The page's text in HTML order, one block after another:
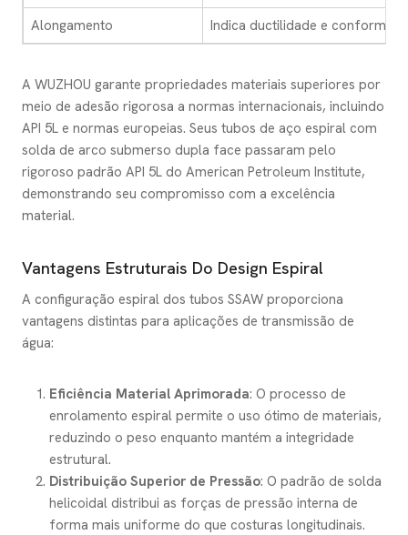
Alongamento
Indica ductilidade e
A WUZHOU garante propriedades materiais superiores por
meio de adesão rigorosa a normas internacionais, incluindo
API 5L e normas europeias. Seus tubos de aço espiral com
solda de arco submerso dupla face passaram pelo
rigoroso padrão API 5L do American Petroleum Institute,
demonstrando seu compromisso com a excelência
material.
Vantagens Estruturais Do Design Espiral
A configuração espiral dos tubos SSAW proporciona
vantagens distintas para aplicações de transmissão de
água:
Eficiência Material Aprimorada: O processo de
enrolamento espiral permite o uso ótimo de materiais,
reduzindo o peso enquanto mantém a integridade
estrutural.
Distribuição Superior de Pressão: O padrão de solda
helicoidal distribui as forças de pressão interna de
forma mais uniforme do que costuras longitudinais.